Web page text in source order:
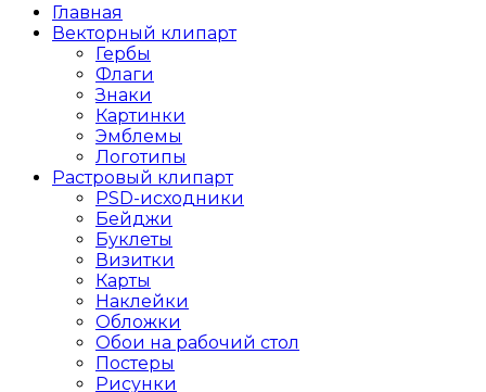
Главная
Векторный клипарт
Гербы
Флаги
Знаки
Картинки
Эмблемы
Логотипы
Растровый клипарт
PSD-исходники
Бейджи
Буклеты
Визитки
Карты
Наклейки
Обложки
Обои на рабочий стол
Постеры
Рисунки